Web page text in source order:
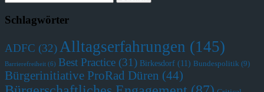
Schlagwörter
ADFC (32)Alltagserfahrungen (145)
Barrierefreiheit (6) Best Practice (31) Birkesdorf (11) Bundespolitik (9)
Bürgerinitiative ProRad Düren (44)